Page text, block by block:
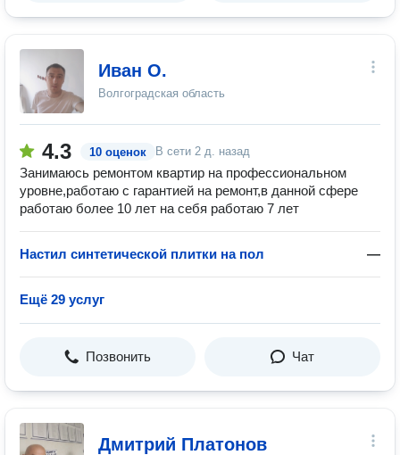
Иван О.
Волгоградская область
4.3 10 оценок В сети 2 д. назад
Занимаюсь ремонтом квартир на профессиональном
уровне,работаю с гарантией на ремонт,в данной сфере
работаю более 10 лет на себя работаю 7 лет
Настил синтетической плитки на пол —
Ещё 29 услуг
Позвонить Чат
Дмитрий Платонов